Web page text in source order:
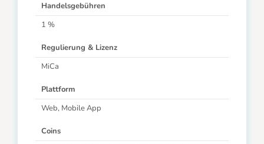
Handelsgebühren
1 %
Regulierung & Lizenz
MiCa
Plattform
Web, Mobile App
Coins